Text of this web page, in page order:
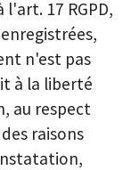
17 RGPD,
n'est pas
à la liberté
au respect
raisons